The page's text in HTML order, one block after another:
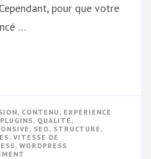
pour que votre
…
, CONTENU , EXPÉRIENCE
PLUGINS, QUALITÉ ,
, SEO , STRUCTURE ,
, VITESSE DE
, WORDPRESS